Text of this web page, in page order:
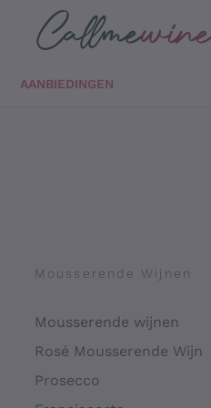
Ga direct naar de hoofdinhoud
AANBIEDINGEN
Mousserende Wijnen
Mousserende wijnen
Rosé Mousserende Wijn
Prosecco